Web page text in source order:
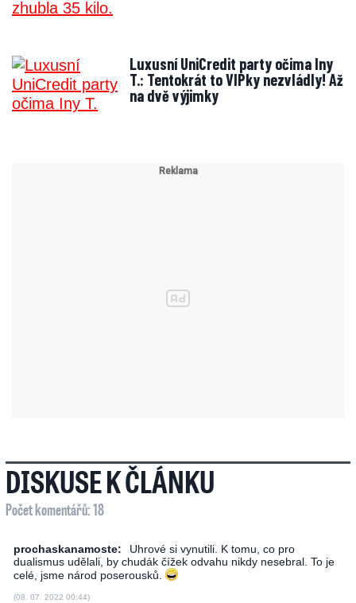
Luxusní UniCredit party očima Iny
T.: Tentokrát to VIPky nezvládly! Až
na dvě výjimky
DISKUSE K ČLÁNKU
Počet komentářů: 18
prochaskanamoste:
Uhrové si vynutili. K tomu, co pro
dualismus udělali, by chudák čížek odvahu nikdy nesebral. To je
celé, jsme národ poserousků.
(08. 07. 2022 00:44)